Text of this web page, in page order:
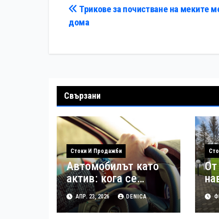
Навигация
Трикове за почистване на меките
дома
Свързани
Стоки И Продажби
Автомобилът като
актив: кога се
инвестира и кога се
продава
АПР. 23, 2026 DENICA